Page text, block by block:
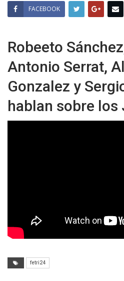
FACEBOOK
Robeeto
Antonio Serrat,
Gonzalez y
hablan sobre los
fetri24